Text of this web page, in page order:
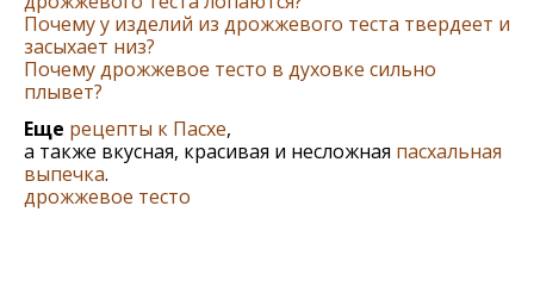
Почему у изделий из дрожжевого теста твердеет и
засыхает низ?
Почему дрожжевое тесто в духовке сильно
плывет?
Еще рецепты к Пасхе,
а также вкусная, красивая и несложная пасхальная
выпечка.
дрожжевое тесто